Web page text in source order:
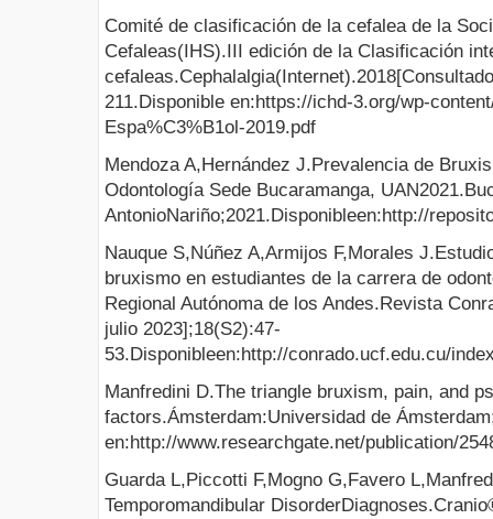
Comité de clasificación de la cefalea de la
Cefaleas(IHS).III edición de la Clasificación
211.Disponible en:https://ichd-3.org/wp-
Espa%C3%B1ol-2019.pdf
Mendoza A,Hernández J.Prevalencia de
Odontología Sede Bucaramanga,
AntonioNariño;2021.Disponibleen:http://
Nauque S,Núñez A,Armijos F,Morales
bruxismo en estudiantes de la carrera de
Regional Autónoma de los Andes.Revista
julio 2023];18(S2):47-
53.Disponibleen:http://conrado.ucf.edu.cu/
Manfredini D.The triangle bruxism, pain, and
factors.Ámsterdam:Universidad de
en:http://www.researchgate.net/publication/
Guarda L,Piccotti F,Mogno G,Favero
Temporomandibular